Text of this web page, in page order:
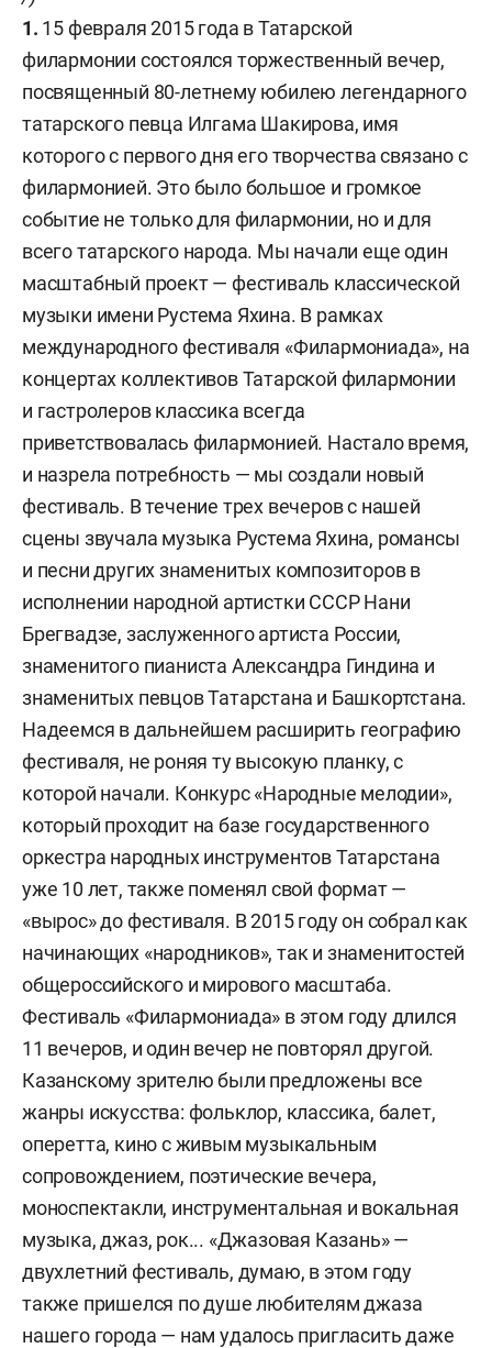
1. 15 февраля 2015 года в Татарской
филармонии состоялся торжественный вечер,
посвященный 80-летнему юбилею легендарного
татарского певца Илгама Шакирова, имя
которого с первого дня его творчества связано с
филармонией. Это было большое и громкое
событие не только для филармонии, но и для
всего татарского народа. Мы начали еще один
масштабный проект — фестиваль классической
музыки имени Рустема Яхина. В рамках
международного фестиваля «Филармониада», на
концертах коллективов Татарской филармонии
и гастролеров классика всегда
приветствовалась филармонией. Настало время,
и назрела потребность — мы создали новый
фестиваль. В течение трех вечеров с нашей
сцены звучала музыка Рустема Яхина, романсы
и песни других знаменитых композиторов в
исполнении народной артистки СССР Нани
Брегвадзе, заслуженного артиста России,
знаменитого пианиста Александра Гиндина и
знаменитых певцов Татарстана и Башкортстана.
Надеемся в дальнейшем расширить географию
фестиваля, не роняя ту высокую планку, с
которой начали. Конкурс «Народные мелодии»,
который проходит на базе государственного
оркестра народных инструментов Татарстана
уже 10 лет, также поменял свой формат —
«вырос» до фестиваля. В 2015 году он собрал как
начинающих «народников», так и знаменитостей
общероссийского и мирового масштаба.
Фестиваль «Филармониада» в этом году длился
11 вечеров, и один вечер не повторял другой.
Казанскому зрителю были предложены все
жанры искусства: фольклор, классика, балет,
оперетта, кино с живым музыкальным
сопровождением, поэтические вечера,
моноспектакли, инструментальная и вокальная
музыка, джаз, рок... «Джазовая Казань» —
двухлетний фестиваль, думаю, в этом году
также пришелся по душе любителям джаза
нашего города — нам удалось пригласить даже